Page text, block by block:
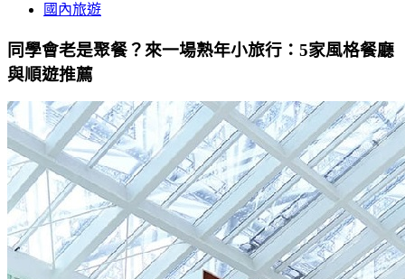
國內旅遊
同學會老是聚餐？來一場熟年小旅行：5家風格餐廳
與順遊推薦